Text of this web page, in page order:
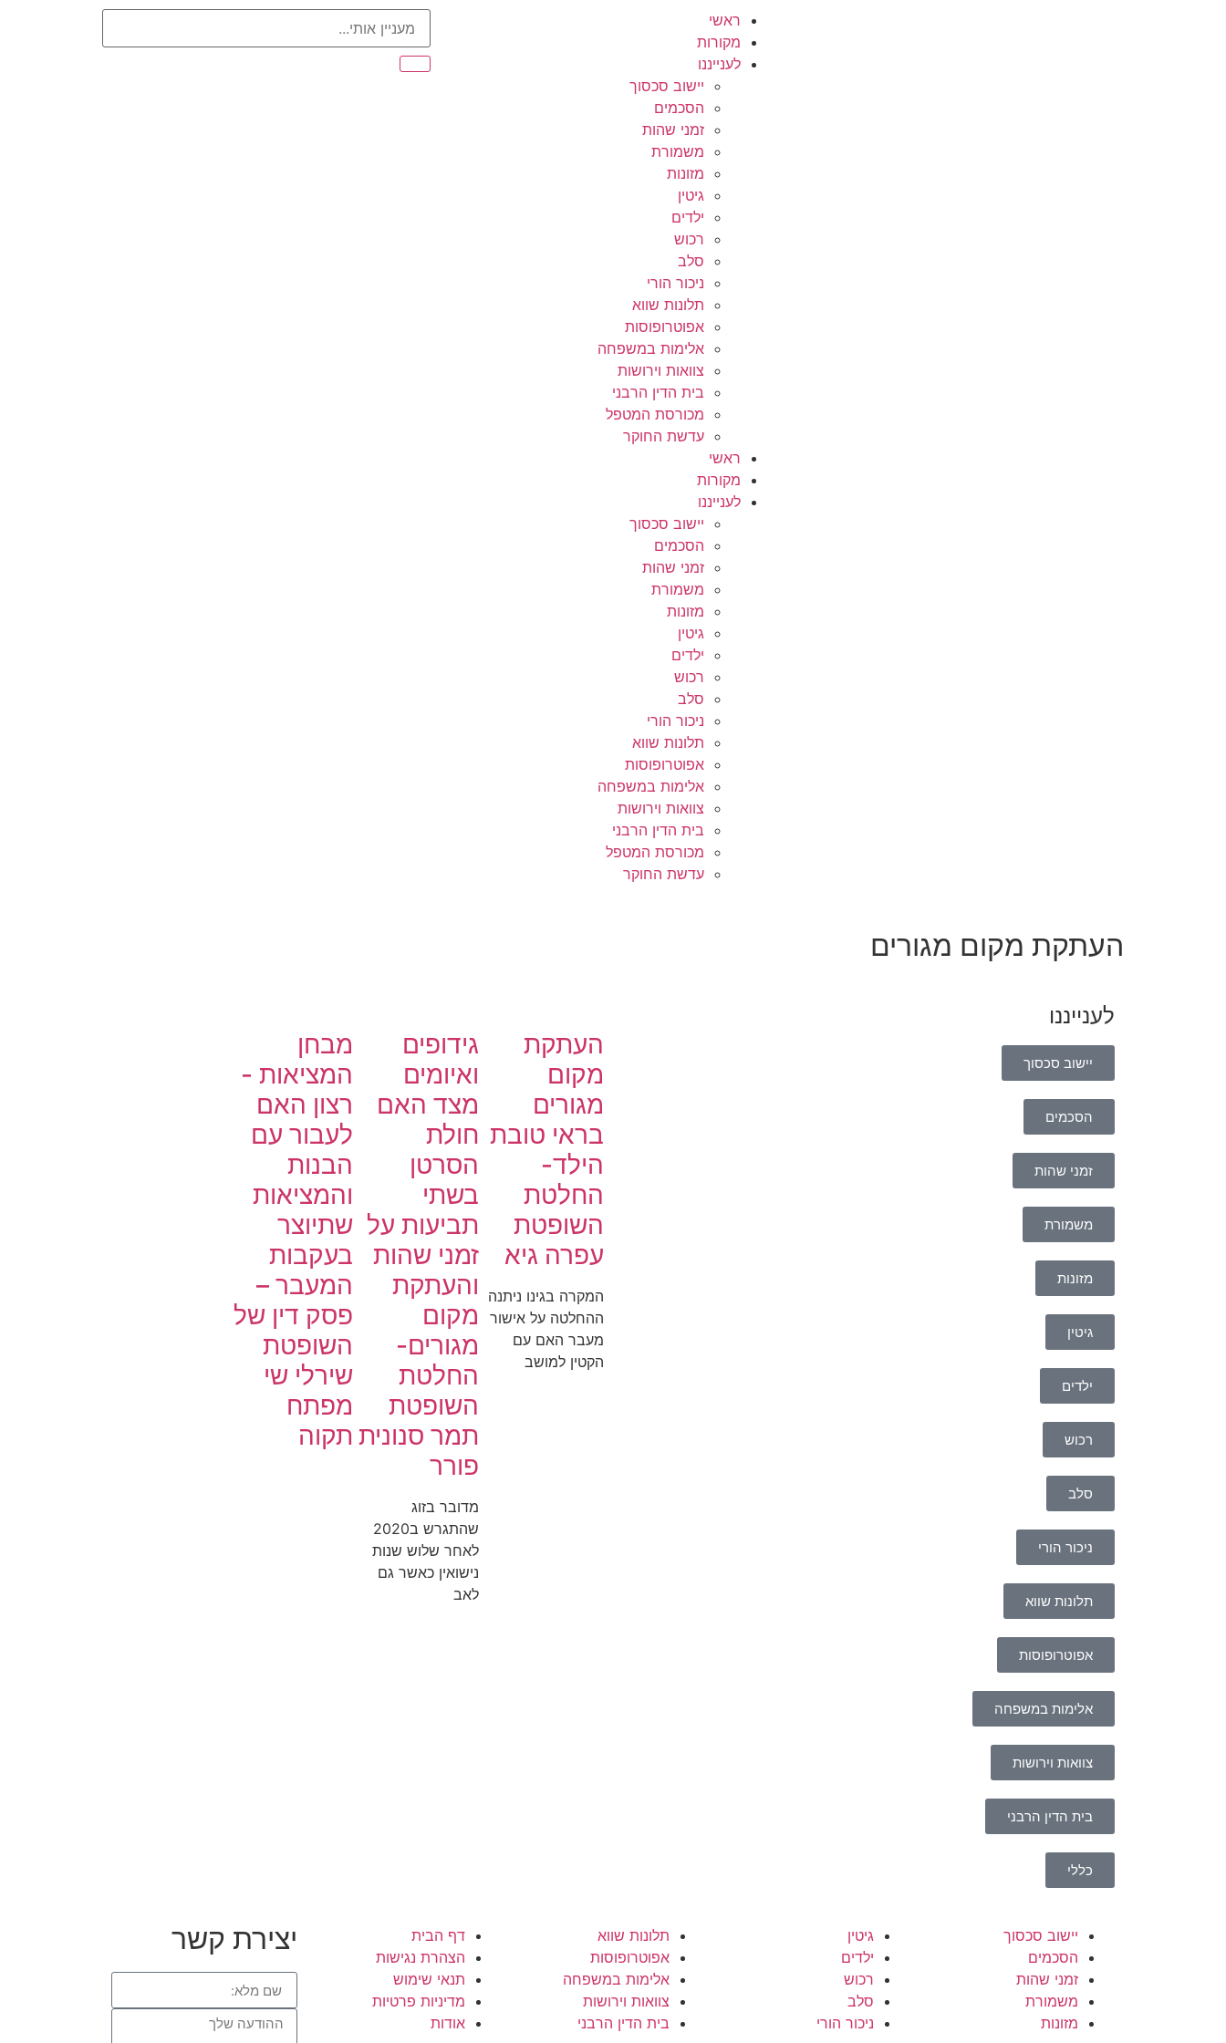
ראשי
מקורות
לענייננו
יישוב סכסוך
הסכמים
זמני שהות
משמורת
מזונות
גיטין
ילדים
רכוש
סלב
ניכור הורי
תלונות שווא
אפוטרופוסות
אלימות במשפחה
צוואות וירושות
בית הדין הרבני
מכורסת המטפל
עדשת החוקר
ראשי
מקורות
לענייננו
יישוב סכסוך
הסכמים
זמני שהות
משמורת
מזונות
גיטין
ילדים
רכוש
סלב
ניכור הורי
תלונות שווא
אפוטרופוסות
אלימות במשפחה
צוואות וירושות
בית הדין הרבני
מכורסת המטפל
עדשת החוקר
העתקת מקום מגורים
לענייננו
יישוב סכסוך
הסכמים
זמני שהות
משמורת
מזונות
גיטין
ילדים
רכוש
סלב
ניכור הורי
תלונות שווא
אפוטרופוסות
אלימות במשפחה
צוואות וירושות
בית הדין הרבני
כללי
העתקת
מקום
מגורים
בראי טובת
הילד-
החלטת
השופטת
עפרה גיא
המקרה בגינו ניתנה
ההחלטה על אישור
מעבר האם עם
הקטין למושב
גידופים
ואיומים
מצד האם
חולת
הסרטן
בשתי
תביעות על
זמני שהות
והעתקת
מקום
מגורים-
החלטת
השופטת
תמר סנונית
פורר
מדובר בזוג
שהתגרש ב2020
לאחר שלוש שנות
נישואין כאשר גם
לאב
מבחן
המציאות -
רצון האם
לעבור עם
הבנות
והמציאות
שתיוצר
בעקבות
המעבר –
פסק דין של
השופטת
שירלי שי
מפתח
תקוה
יישוב סכסוך
הסכמים
זמני שהות
משמורת
מזונות
גיטין
ילדים
רכוש
סלב
ניכור הורי
תלונות שווא
אפוטרופוסות
אלימות במשפחה
צוואות וירושות
בית הדין הרבני
דף הבית
הצהרת נגישות
תנאי שימוש
מדיניות פרטיות
אודות
יצירת קשר